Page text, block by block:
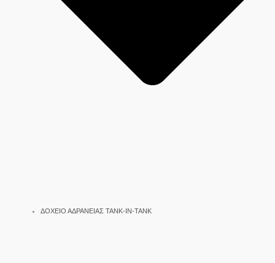
ΔΟΧΕΙΟ ΑΔΡΑΝΕΙΑΣ TANK-IN-TANK